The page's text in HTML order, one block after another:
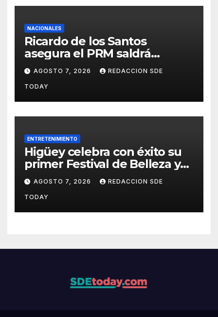
NACIONALES
Ricardo de los Santos
asegura el PRM saldrá
fortalecido del proceso
interno para escoger nuevas
autoridades
AGOSTO 7, 2026 REDACCION SDE
TODAY
ENTRETENIMIENTO
Higüey celebra con éxito su
primer Festival de Belleza y
Emprendimiento
AGOSTO 7, 2026 REDACCION SDE
TODAY